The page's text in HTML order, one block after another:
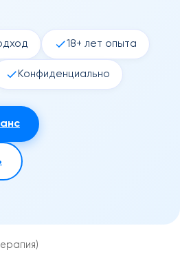
18+ лет опыта
Конфиденциально